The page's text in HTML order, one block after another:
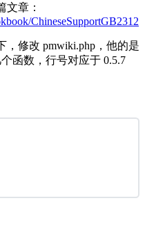
文章：
ChineseSupportGB2312
，修改 pmwiki.php，他的是
函数，行号对应于 0.5.7